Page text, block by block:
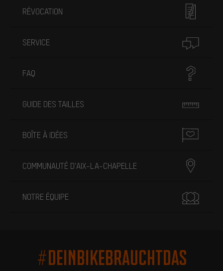
RÉVOCATION
SERVICE
FAQ
GUIDE DES TAILLES
BOÎTE À IDÉES
COMMUNAUTÉ D'AIX-LA-CHAPELLE
NOTRE ÉQUIPE
#DEINBIKEBRAUCHTDAS